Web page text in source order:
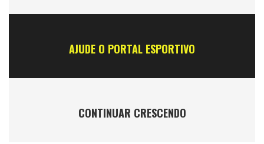
AJUDE O PORTAL ESPORTIVO
CONTINUAR CRESCENDO